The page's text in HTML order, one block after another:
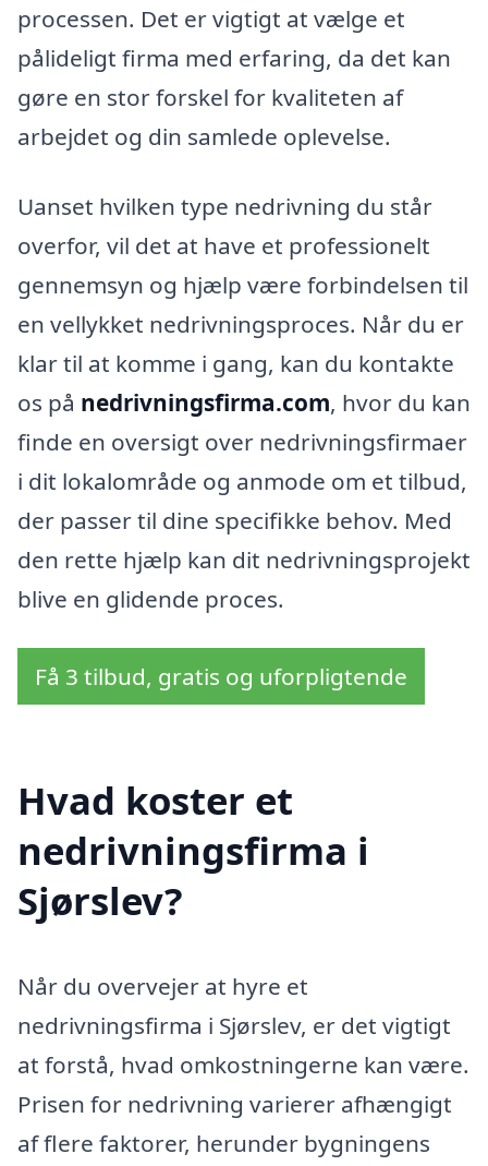
processen. Det er vigtigt at vælge et
pålideligt firma med erfaring, da det kan
gøre en stor forskel for kvaliteten af
arbejdet og din samlede oplevelse.
Uanset hvilken type nedrivning du står
overfor, vil det at have et professionelt
gennemsyn og hjælp være forbindelsen til
en vellykket nedrivningsproces. Når du er
klar til at komme i gang, kan du kontakte
os på nedrivningsfirma.com, hvor du kan
finde en oversigt over nedrivningsfirmaer
i dit lokalområde og anmode om et tilbud,
der passer til dine specifikke behov. Med
den rette hjælp kan dit nedrivningsprojekt
blive en glidende proces.
Få 3 tilbud, gratis og uforpligtende
Hvad koster et
nedrivningsfirma i
Sjørslev?
Når du overvejer at hyre et
nedrivningsfirma i Sjørslev, er det vigtigt
at forstå, hvad omkostningerne kan være.
Prisen for nedrivning varierer afhængigt
af flere faktorer, herunder bygningens